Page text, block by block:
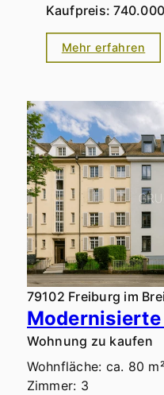
Kaufpreis:
Mehr erfahren
79102 Freiburg im
Wohnung zu kaufen
Wohnfläche: ca. 80 m²
Zimmer: 3